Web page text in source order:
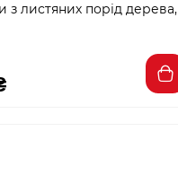
з листяних порід дерева,